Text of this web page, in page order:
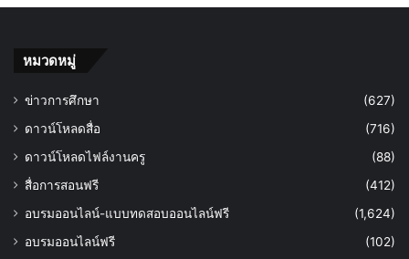
หมวดหมู่
ข่าวการศึกษา
(627)
ดาวน์โหลดสื่อ
(716)
ดาวน์โหลดไฟล์งานครู
(88)
สื่อการสอนฟรี
(412)
อบรมออนไลน์-แบบทดสอบออนไลน์ฟรี
(1,624)
อบรมออนไลน์ฟรี
(102)